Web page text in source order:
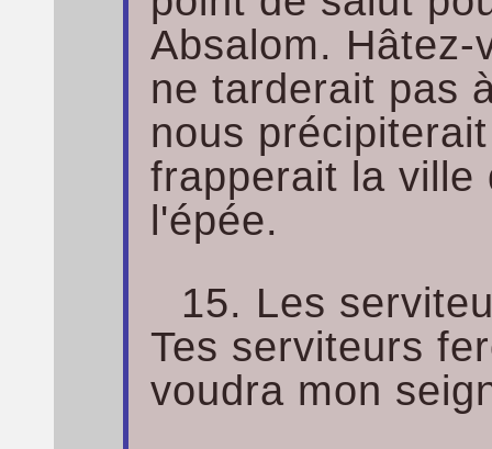
Absalom.
ne tarderait pas
nous
frapperait la ville
l'épée.
15. Les
Tes serviteurs
voudra mon